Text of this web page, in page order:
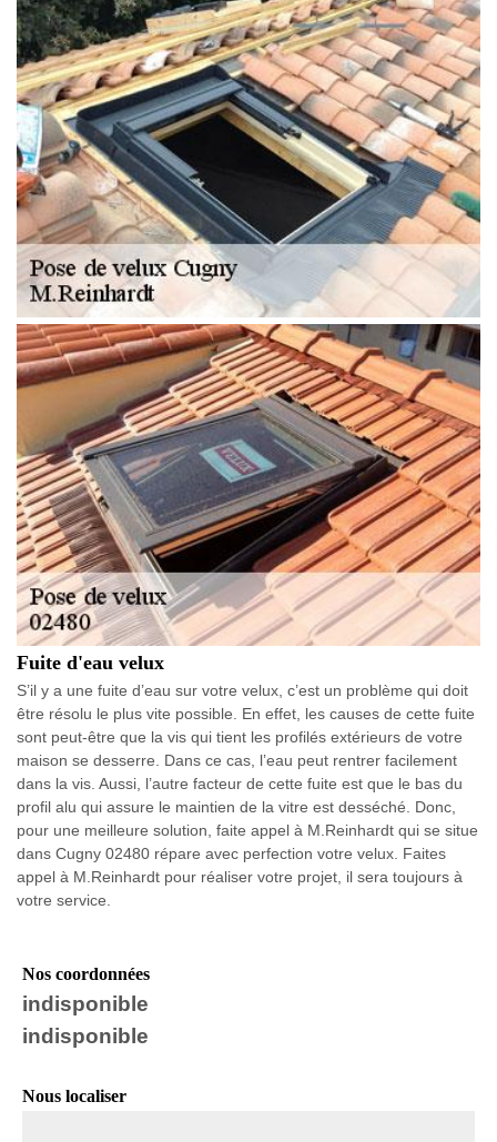
Fuite d'eau velux
S’il y a une fuite d’eau sur votre velux, c’est un problème qui doit
être résolu le plus vite possible. En effet, les causes de cette fuite
sont peut-être que la vis qui tient les profilés extérieurs de votre
maison se desserre. Dans ce cas, l’eau peut rentrer facilement
dans la vis. Aussi, l’autre facteur de cette fuite est que le bas du
profil alu qui assure le maintien de la vitre est desséché. Donc,
pour une meilleure solution, faite appel à M.Reinhardt qui se situe
dans Cugny 02480 répare avec perfection votre velux. Faites
appel à M.Reinhardt pour réaliser votre projet, il sera toujours à
votre service.
Nos coordonnées
indisponible
indisponible
Nous localiser